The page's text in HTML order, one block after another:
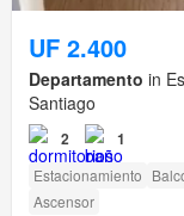
UF 2.400
Departamento in
Santiago
2 1
Estacionamiento
Ascensor